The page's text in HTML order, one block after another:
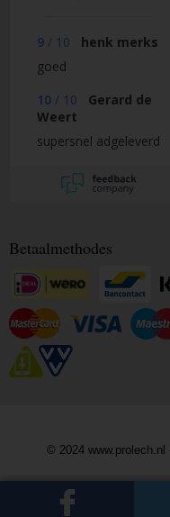
9 / 10
henk merks
goed
10 / 10
Gerard de
Weert
supersnel adgeleverd
Betaalmethodes